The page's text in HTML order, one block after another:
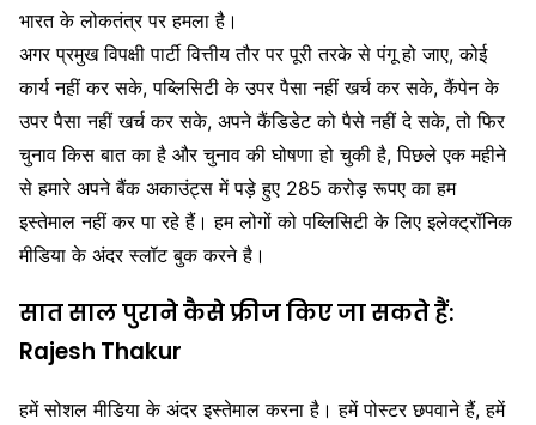
भारत के लोकतंत्र पर हमला है।
अगर प्रमुख विपक्षी पार्टी वित्तीय तौर पर पूरी तरके से पंगू हो जाए, कोई
कार्य नहीं कर सके, पब्लिसिटी के उपर पैसा नहीं खर्च कर सके, कैंपेन के
उपर पैसा नहीं खर्च कर सके, अपने कैंडिडेट को पैसे नहीं दे सके, तो फिर
चुनाव किस बात का है और चुनाव की घोषणा हो चुकी है, पिछले एक महीने
से हमारे अपने बैंक अकाउंट्स में पड़े हुए 285 करोड़ रूपए का हम
इस्तेमाल नहीं कर पा रहे हैं। हम लोगों को पब्लिसिटी के लिए इलेक्ट्रॉनिक
मीडिया के अंदर स्लॉट बुक करने है।
सात साल पुराने कैसे फ्रीज किए जा सकते हैं:
Rajesh Thakur
हमें सोशल मीडिया के अंदर इस्तेमाल करना है। हमें पोस्टर छपवाने हैं, हमें